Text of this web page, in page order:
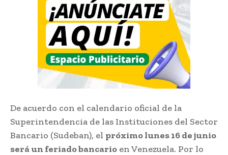
De acuerdo con el calendario oficial de la
Superintendencia de las Instituciones del Sector
Bancario (Sudeban), el próximo lunes 16 de junio
será un feriado bancario en Venezuela. Por lo